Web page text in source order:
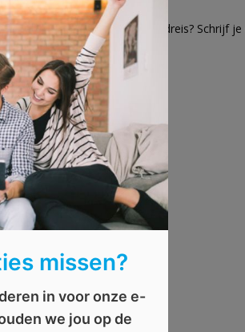
een verbluffende visuele wereldreis? Schrijf
missen?
in voor onze e-
we jou op de